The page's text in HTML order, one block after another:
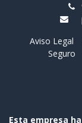
Aviso Legal
Seguro
Esta empresa